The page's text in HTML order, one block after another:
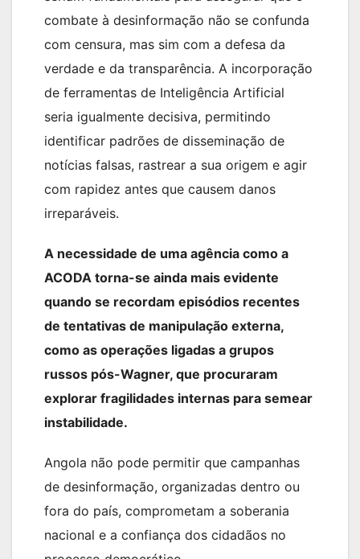
combate à desinformação não se confunda
com censura, mas sim com a defesa da
verdade e da transparência. A incorporação
de ferramentas de Inteligência Artificial
seria igualmente decisiva, permitindo
identificar padrões de disseminação de
notícias falsas, rastrear a sua origem e agir
com rapidez antes que causem danos
irreparáveis.
A necessidade de uma agência como a
ACODA torna-se ainda mais evidente
quando se recordam episódios recentes
de tentativas de manipulação externa,
como as operações ligadas a grupos
russos pós-Wagner, que procuraram
explorar fragilidades internas para semear
instabilidade.
Angola não pode permitir que campanhas
de desinformação, organizadas dentro ou
fora do país, comprometam a soberania
nacional e a confiança dos cidadãos no